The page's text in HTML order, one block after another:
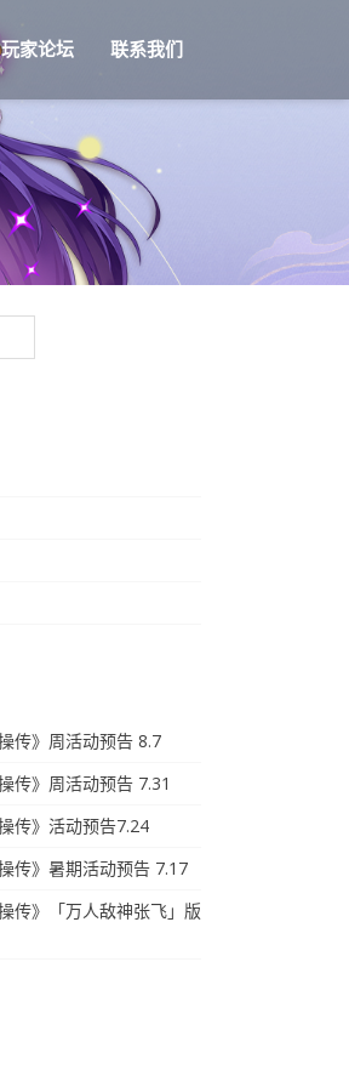
玩家论坛 联系我们
传》周活动预告 8.7
传》周活动预告 7.31
传》活动预告7.24
传》暑期活动预告 7.17
传》「万人敌神张飞」版